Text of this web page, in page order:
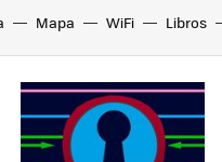
Mapa WiFi Libros